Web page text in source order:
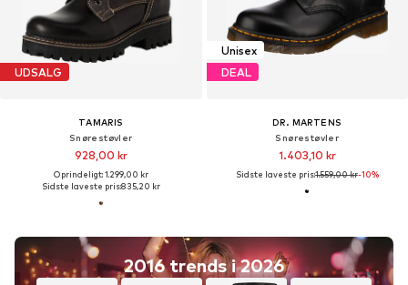
UDSALG
TAMARIS
Snørestøvler
928,00 kr
Oprindeligt: 1.299,00 kr
Sidste laveste pris:835,20 kr
2016 trends i 2026
Unisex
DEAL
DR. MARTENS
Snørestøvler
1.403,10 kr
Sidste laveste pris:1.559,00 kr-10%